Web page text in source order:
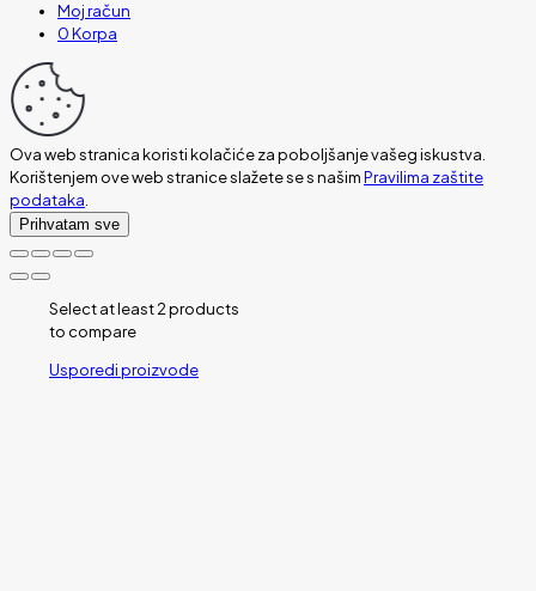
Moj račun
0Korpa
Ova web stranica koristi kolačiće za poboljšanje vašeg iskustva.
Korištenjem ove web stranice slažete se s našimPravilima zaštite
podataka.
Prihvatam sve
Select at least 2 products
to compare
Usporedi proizvode